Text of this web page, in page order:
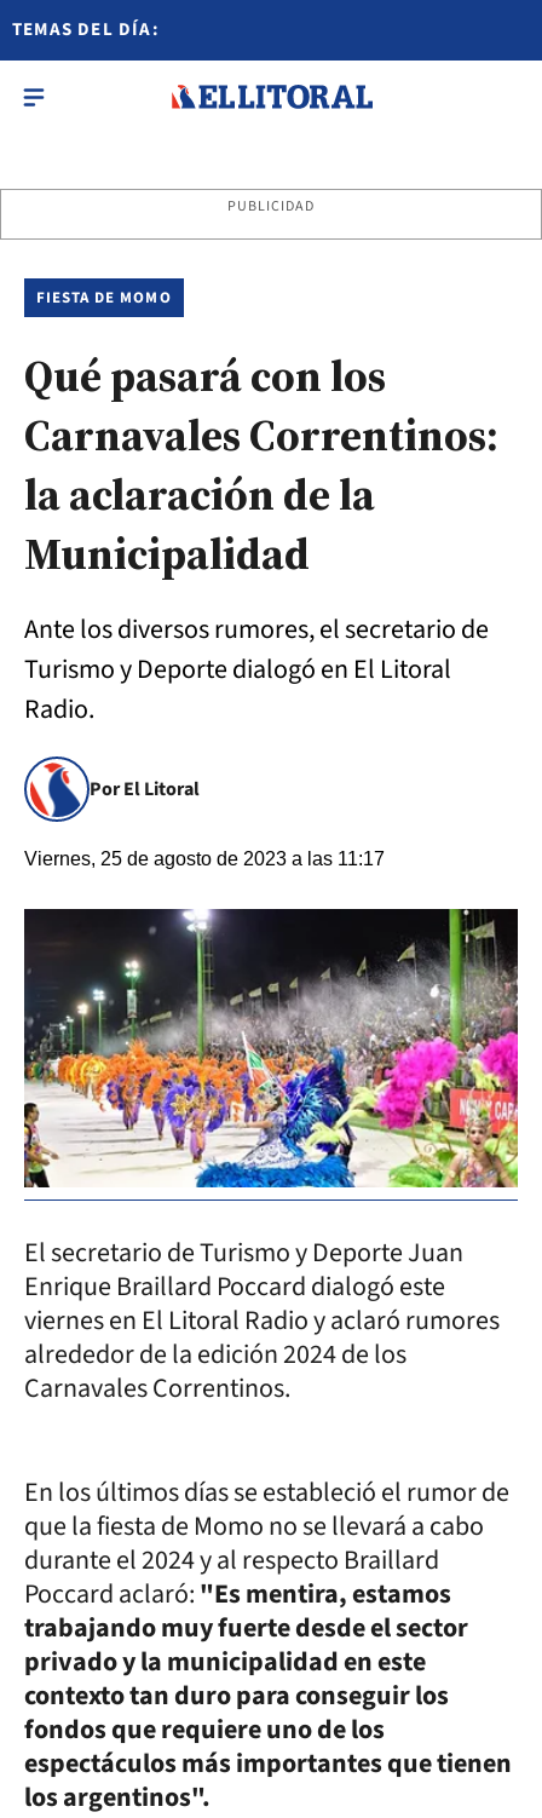
TEMAS DEL DÍA:
PUBLICIDAD
FIESTA DE MOMO
Qué pasará con los
Carnavales Correntinos:
la aclaración de la
Municipalidad
Ante los diversos rumores, el secretario de
Turismo y Deporte dialogó en El Litoral
Radio.
Por El Litoral
Viernes, 25 de agosto de 2023 a las 11:17
El secretario de Turismo y Deporte Juan
Enrique Braillard Poccard dialogó este
viernes en El Litoral Radio y aclaró rumores
alrededor de la edición 2024 de los
Carnavales Correntinos.
En los últimos días se estableció el rumor de
que la fiesta de Momo no se llevará a cabo
durante el 2024 y al respecto Braillard
Poccard aclaró:"Es mentira, estamos
trabajando muy fuerte desde el sector
privado y la municipalidad en este
contexto tan duro para conseguir los
fondos que requiere uno de los
espectáculos más importantes que tienen
los argentinos".